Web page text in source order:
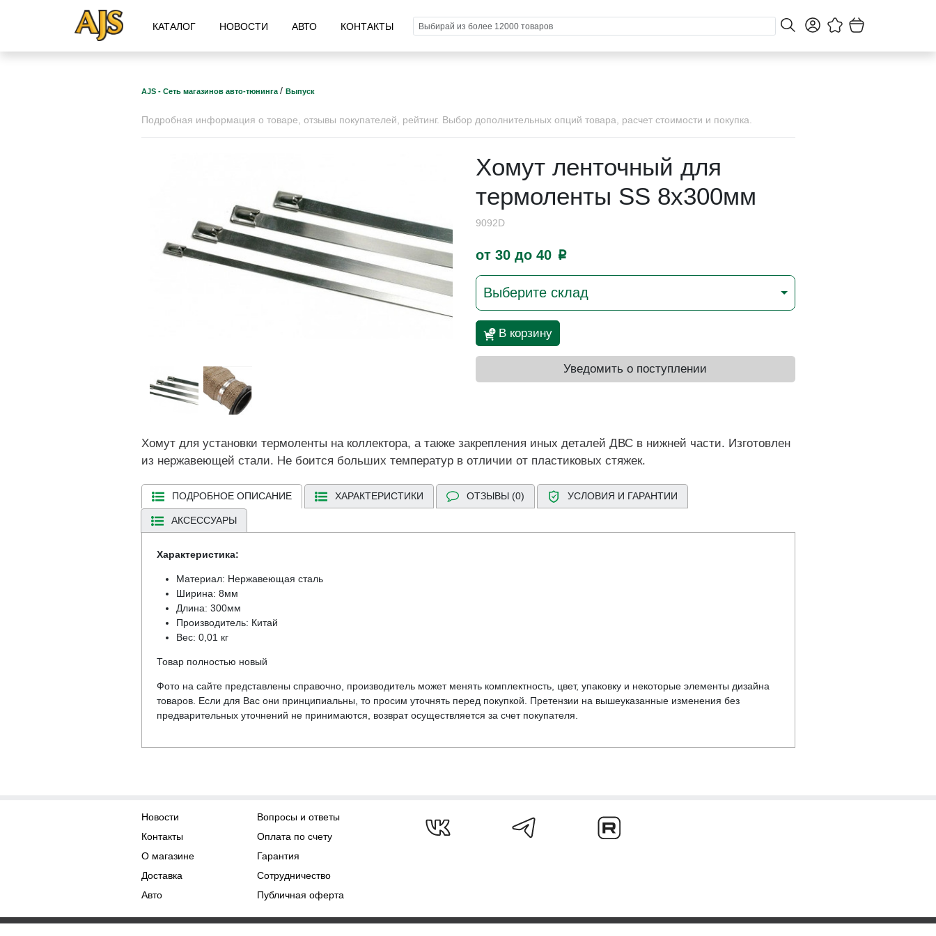
КАТАЛОГ НОВОСТИ АВТО КОНТАКТЫ
AJS - Сеть магазинов авто-тюнинга / Выпуск
Подробная информация о товаре, отзывы покупателей, рейтинг. Выбор дополнительных опций товара, расчет стоимости и покупка.
Хомут ленточный для
термоленты SS 8х300мм
9092D
от 30 до 40 p
Выберите склад
В корзину
Уведомить о поступлении
Хомут для установки термоленты на коллектора, а также закрепления иных деталей ДВС в нижней части. Изготовлен
из нержавеющей стали. Не боится больших температур в отличии от пластиковых стяжек.
ПОДРОБНОЕ ОПИСАНИЕ ХАРАКТЕРИСТИКИ ОТЗЫВЫ (0) УСЛОВИЯ И ГАРАНТИИ
АКСЕССУАРЫ
Характеристика:
Материал: Нержавеющая сталь
Ширина: 8мм
Длина: 300мм
Производитель: Китай
Вес: 0,01 кг
Товар полностью новый
Фото на сайте представлены справочно, производитель может менять комплектность, цвет, упаковку и некоторые элементы дизайна
товаров. Если для Вас они принципиальны, то просим уточнять перед покупкой. Претензии на вышеуказанные изменения без
предварительных уточнений не принимаются, возврат осуществляется за счет покупателя.
Новости
Контакты
О магазине
Доставка
Авто
Вопросы и ответы
Оплата по счету
Гарантия
Сотрудничество
Публичная оферта